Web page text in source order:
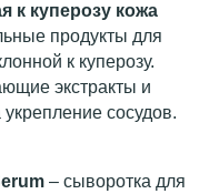
к куперозу кожа
продукты для
к куперозу.
экстракты и
сосудов.
– сыворотка для